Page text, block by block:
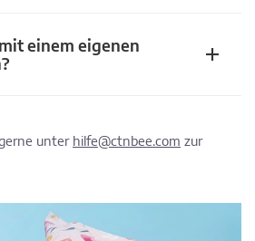
einem eigenen
unter hilfe@ctnbee.com zur